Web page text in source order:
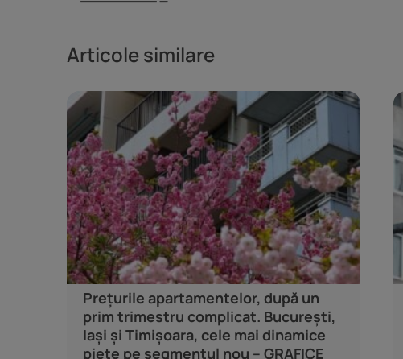
Articole similare
Prețurile apartamentelor, după un
prim trimestru complicat. București,
Iași și Timișoara, cele mai dinamice
piețe pe segmentul nou – GRAFICE